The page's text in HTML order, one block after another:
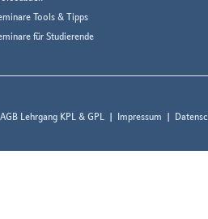
Tools & Tipps
für Studierende
AGB Lehrgang KPL & GPL Impressum